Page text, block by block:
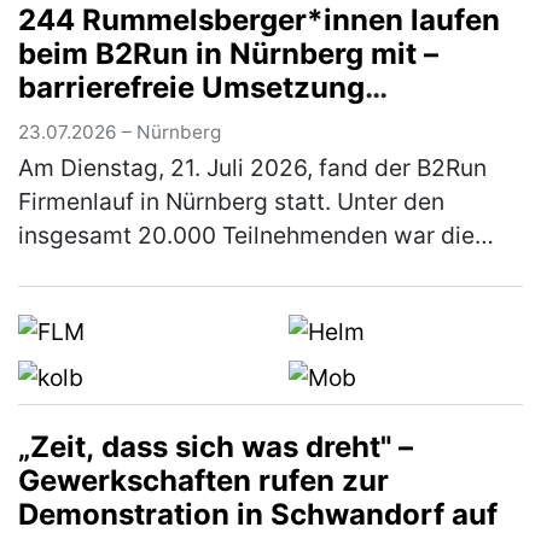
Mineralwassermarke „Elisabethen Quelle“ das
begehrte…(mehr)
244 Rummelsberger*innen laufen
beim B2Run in Nürnberg mit –
barrierefreie Umsetzung
ermöglichte Rollstuhlfahrer*innen
Teilnahme am Firmenlauf
23.07.2026 – Nürnberg
Am Dienstag, 21. Juli 2026, fand der B2Run
Firmenlauf in Nürnberg statt. Unter den
insgesamt 20.000 Teilnehmenden war die
star…
„Zeit, dass sich was dreht" –
Gewerkschaften rufen zur
Demonstration in Schwandorf auf